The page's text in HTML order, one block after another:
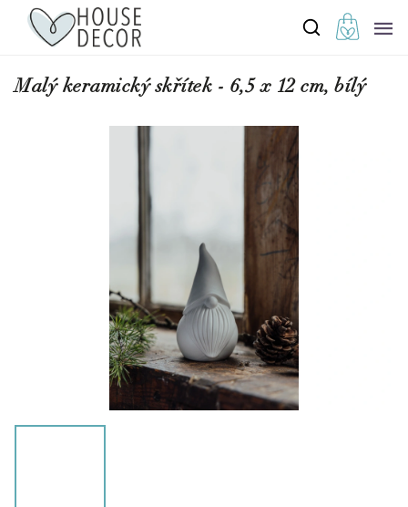
Malý keramický skřítek - 6,5 x 12 cm, bílý